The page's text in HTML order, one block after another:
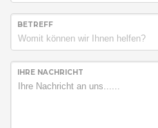
BETREFF
IHRE NACHRICHT